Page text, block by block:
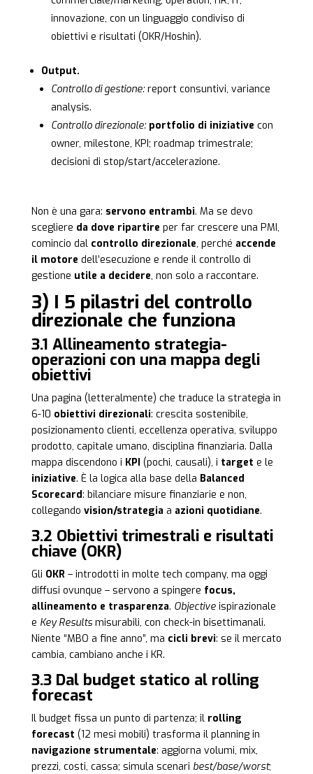
innovazione, con un linguaggio condiviso di
obiettivi e risultati (OKR/Hoshin).
Output.
Controllo di gestione:report consuntivi, variance
analysis.
Controllo direzionale: portfolio di iniziative con
owner, milestone, KPI; roadmap trimestrale;
decisioni di stop/start/accelerazione.
Non è una gara: servono entrambi. Ma se devo
scegliere da dove ripartire per far crescere una PMI,
comincio dal controllo direzionale, perché accende
il motore dell’esecuzione e rende il controllo di
gestione utile a decidere, non solo a raccontare.
3) I 5 pilastri del controllo
direzionale che funziona
3.1 Allineamento strategia-
operazioni con una mappa degli
obiettivi
Una pagina (letteralmente) che traduce la strategia in
6-10 obiettivi direzionali: crescita sostenibile,
posizionamento clienti, eccellenza operativa, sviluppo
prodotto, capitale umano, disciplina finanziaria. Dalla
mappa discendono i KPI (pochi, causali), i target e le
iniziative. È la logica alla base della Balanced
Scorecard: bilanciare misure finanziarie e non,
collegando vision/strategia a azioni quotidiane.
3.2 Obiettivi trimestrali e risultati
chiave (OKR)
Gli OKR– introdotti in molte tech company, ma oggi
diffusi ovunque – servono a spingere focus,
allineamento e trasparenza. Objectiveispirazionale
e Key Resultsmisurabili, con check-in bisettimanali.
Niente “MBO a fine anno”, ma cicli brevi: se il mercato
cambia, cambiano anche i KR.
3.3 Dal budget statico al rolling
forecast
Il budget fissa un punto di partenza; il rolling
forecast (12 mesi mobili) trasforma il planning in
navigazione strumentale: aggiorna volumi, mix,
prezzi, costi, cassa; simula scenari best/base/worst;